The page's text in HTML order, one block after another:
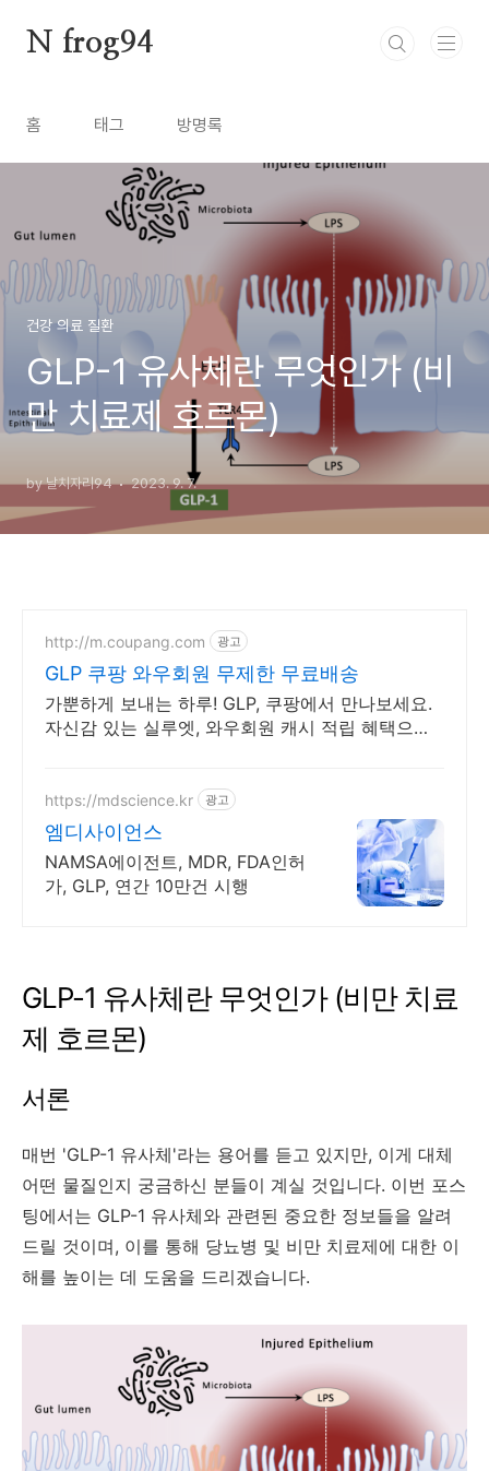
N frog94
홈 태그 방명록
건강 의료 질환
GLP-1 유사체란 무엇인가 (비
만 치료제 호르몬)
by 날치자리94 2023. 9. 7.
http://m.coupang.com 광고
GLP 쿠팡 와우회원 무제한 무료배송
가뿐하게 보내는 하루! GLP, 쿠팡에서 만나보세요.
자신감 있는 실루엣, 와우회원 캐시 적립 혜택으로
https://mdscience.kr 광고
엠디사이언스
NAMSA에이전트, MDR, FDA인허
가, GLP, 연간 10만건 시행
GLP-1 유사체란 무엇인가 (비만 치료
제 호르몬)
서론
매번 'GLP-1 유사체'라는 용어를 듣고 있지만, 이게 대체
어떤 물질인지 궁금하신 분들이 계실 것입니다. 이번 포스
팅에서는 GLP-1 유사체와 관련된 중요한 정보들을 알려
드릴 것이며, 이를 통해 당뇨병 및 비만 치료제에 대한 이
해를 높이는 데 도움을 드리겠습니다.